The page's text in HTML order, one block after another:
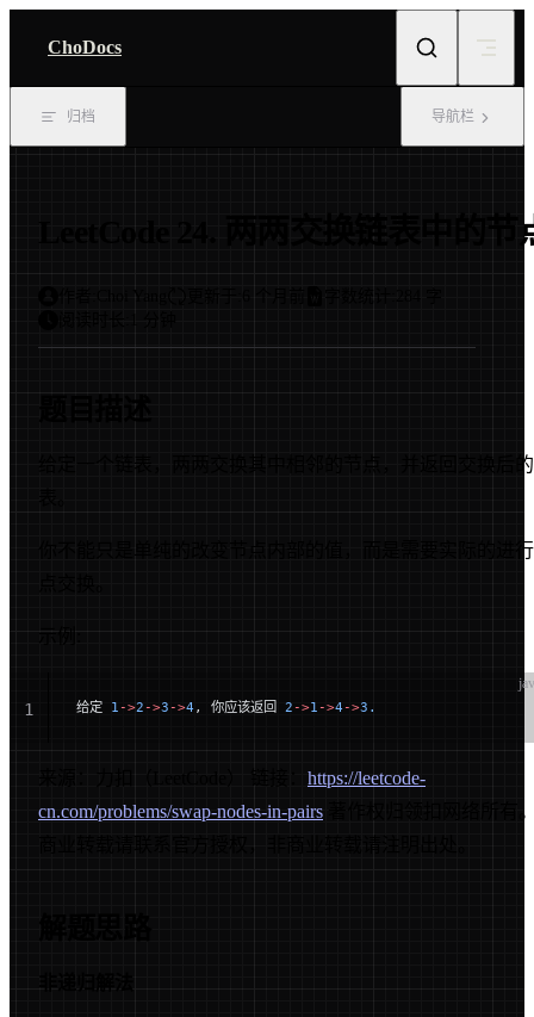
ChoDocs
归档 导航栏
LeetCode 24. 两两交换链表中的节
Choi Yang
题目描述
给定一个链表，两两交换其中相邻的节点，并返回交换后
你不能只是单纯的改变节点内部的值，而是需要实际的进
示例:
给定 1 ->2 ->3 ->4 , 你应该返回 2 ->1 ->4 ->3.
1
来源：力扣（LeetCode） 链接： https://leetcode-
cn.com/problems/swap-nodes-in-pairs 著作权归领扣网络所有
商业转载请联系官方授权，非商业转载请注明出处。
解题思路